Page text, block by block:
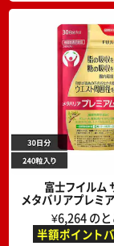
富士フイルム
メタバリアプレミ
¥6,264 の
半額ポイント